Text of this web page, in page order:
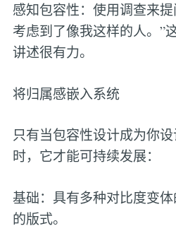
感知包容性：使用调查来
考虑到了像我这样的人。”
讲述很有力。
将归属感嵌入系统
只有当包容性设计成为你
时，它才能可持续发展：
基础：具有多种对比度变
的版式。